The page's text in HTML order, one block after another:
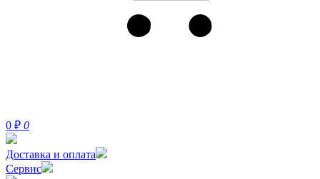
0 ₽ 0
Доставка и оплата
Сервис